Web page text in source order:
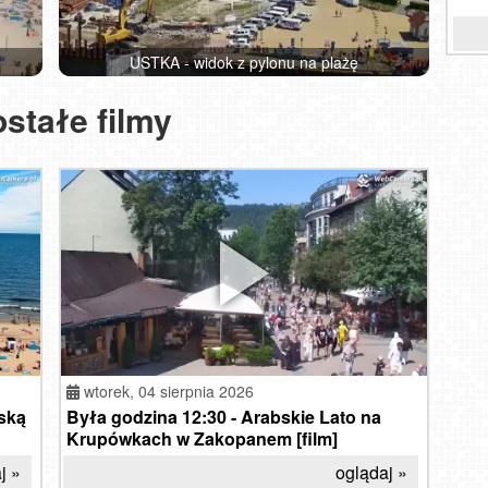
USTKA - widok z pylonu na plażę
filmy
»
wtorek, 04 sierpnia 2026
Była godzina 12:30 - Arabskie Lato na
Krupówkach w Zakopanem [film]
oglądaj »
»
przeczytaj »